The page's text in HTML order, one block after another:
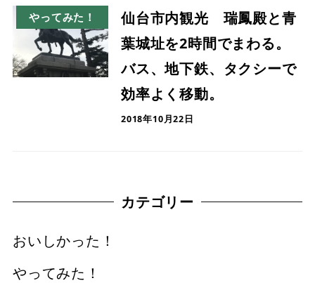
やってみた！
仙台市内観光 瑞鳳殿と青
葉城址を2時間でまわる。
バス、地下鉄、タクシーで
効率よく移動。
2018年10月22日
カテゴリー
おいしかった！
やってみた！